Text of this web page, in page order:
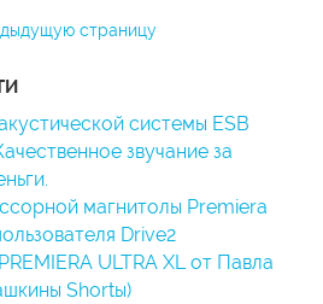
страницу
системы ESB
звучание за
магнитолы Premiera
Drive2
ULTRA XL от Павла
Shortы)